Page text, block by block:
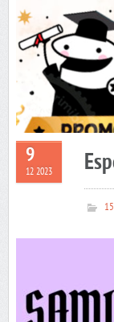
9
12 2023